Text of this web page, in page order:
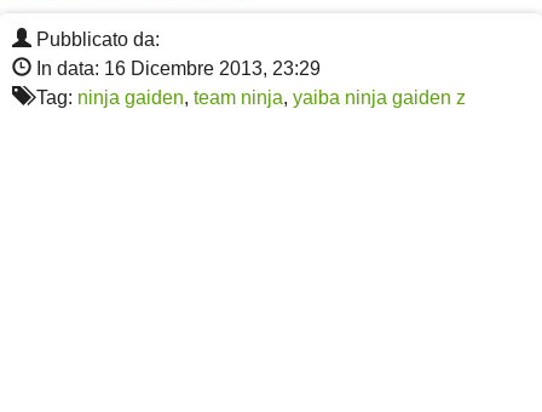
Pubblicato da:
In data: 16 Dicembre 2013, 23:29
Tag: ninja gaiden, team ninja, yaiba ninja gaiden z